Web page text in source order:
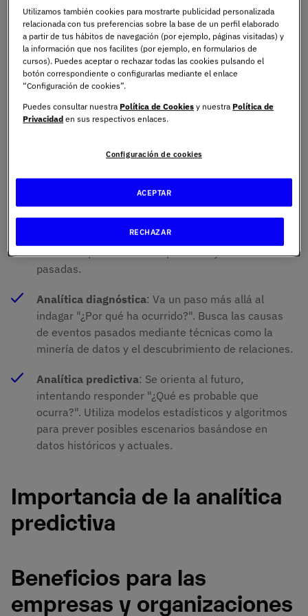
estratégicas en diversos ámbitos, desde el empresarial
hasta el sanitario.
Diferencias entre analítica
descriptiva, diagnóstica y
predictiva
distinguir entre diferentes enfoques:
Analítica descriptiva: Se centra en responder a la
pregunta "¿Qué ha ocurrido?". Analiza datos
históricos para identificar patrones y tendencias
pasadas.
Analítica diagnóstica: Va un paso más allá al
indagar "¿Por qué ha ocurrido?". Busca las causas
de eventos pasados mediante técnicas como la
minería de datos y el descubrimiento de relaciones.
Analítica predictiva: Se orienta al futuro,
intentando responder "¿Qué es probable que
ocurra?". Utiliza modelos estadísticos y algoritmos
para prever posibles escenarios basándose en
datos históricos y actuales.
Importancia de la analítica
predictiva
Beneficios para las
empresas y organizaciones
Utilizamos también cookies para mostrarte publicidad personalizada
relacionada con tus preferencias sobre la base de un perfil elaborado
a partir de tus hábitos de navegación (por ejemplo, páginas visitadas) y
la información que nos facilites (por ejemplo, en formularios de
cursos). Puedes aceptar o rechazar todas las cookies pulsando el
botón correspondiente o configurarlas mediante el enlace
“Configuración de cookies”.
Puedes consultar nuestra Política de Cookies y nuestra Política de
Privacidad en sus respectivos enlaces.
Configuración de cookies
RECHAZAR
ACEPTAR